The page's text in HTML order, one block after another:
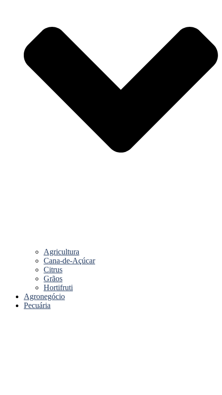
Agricultura
Cana-de-Açúcar
Citrus
Grãos
Hortifruti
Agronegócio
Pecuária